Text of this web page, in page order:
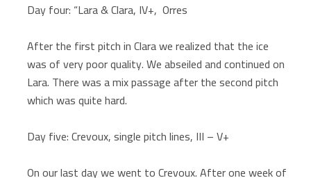
Day four: “Lara & Clara, IV+, Orres
After the first pitch in Clara we realized that the ice
was of very poor quality. We abseiled and continued on
Lara. There was a mix passage after the second pitch
which was quite hard.
Day five: Crevoux, single pitch lines, III – V+
On our last day we went to Crevoux. After one week of